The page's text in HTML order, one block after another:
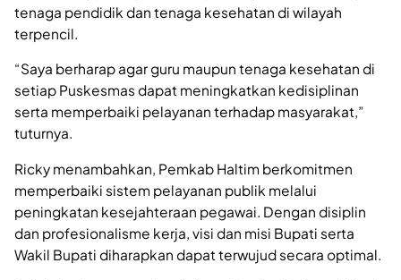
tenaga pendidik dan tenaga kesehatan di wilayah
terpencil.
“Saya berharap agar guru maupun tenaga kesehatan di
setiap Puskesmas dapat meningkatkan kedisiplinan
serta memperbaiki pelayanan terhadap masyarakat,”
tuturnya.
Ricky menambahkan, Pemkab Haltim berkomitmen
memperbaiki sistem pelayanan publik melalui
peningkatan kesejahteraan pegawai. Dengan disiplin
dan profesionalisme kerja, visi dan misi Bupati serta
Wakil Bupati diharapkan dapat terwujud secara optimal.